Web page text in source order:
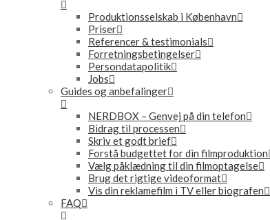
Produktionsselskab i København
Priser
Referencer & testimonials
Forretningsbetingelser
Persondatapolitik
Jobs
Guides og anbefalinger
NERDBOX – Genvej på din telefon
Bidrag til processen
Skriv et godt brief
Forstå budgettet for din filmproduktion
Vælg påklædning til din filmoptagelse
Brug det rigtige videoformat
Vis din reklamefilm i TV eller biografen
FAQ